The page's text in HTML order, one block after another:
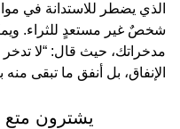
الذي يضطر للاستدانة في
شخصٌ غير مستعدٍ للثراء.
مدخراتك، حيث قال: “لا تدخر
الإنفاق، بل أنفق ما تبقى منه
يشترون متع